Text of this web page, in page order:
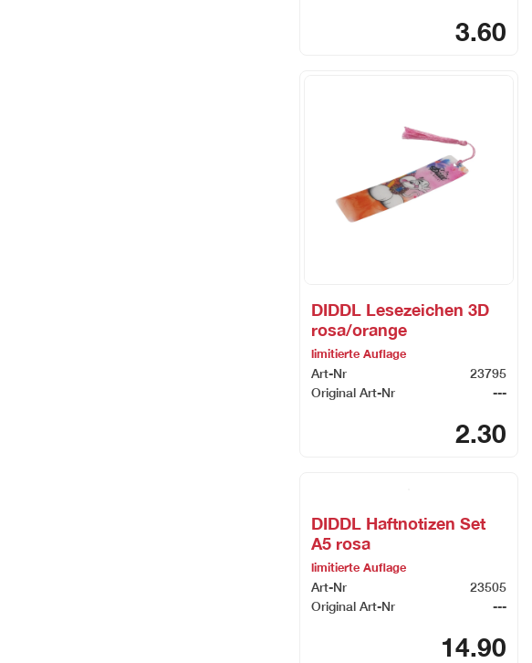
3.60
DIDDL Lesezeichen 3D
rosa/orange
limitierte Auflage
Art-Nr
23795
Original Art-Nr
---
2.30
DIDDL Haftnotizen Set
A5 rosa
limitierte Auflage
Art-Nr
23505
Original Art-Nr
---
14.90